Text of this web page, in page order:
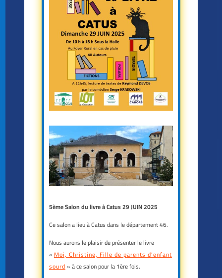
5ème Salon du livre à Catus 29 JUIN 2025
Ce salon a lieu à Catus dans le département 46.
Nous aurons le plaisir de présenter le livre
«Moi, Christine, Fille de parents d’enfant
sourd» à ce salon pour la 1ère fois.